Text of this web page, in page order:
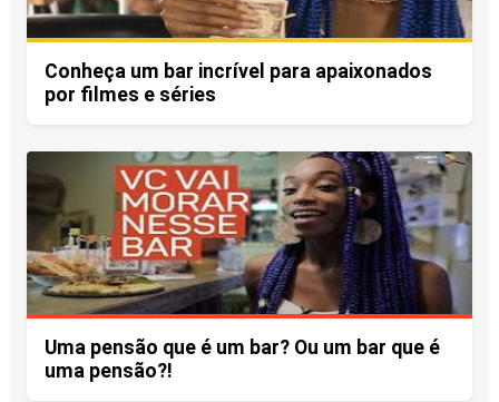
Conheça um bar incrível para apaixonados
por filmes e séries
Uma pensão que é um bar? Ou um bar que é
uma pensão?!